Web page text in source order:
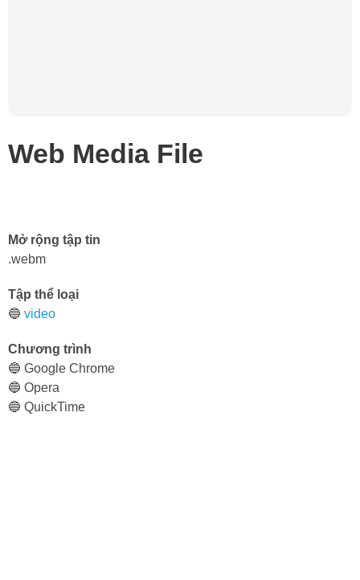
Web Media File
Mở rộng tập tin
.webm
Tập thể loại
🔵 video
Chương trình
🔵 Google Chrome
🔵 Opera
🔵 QuickTime